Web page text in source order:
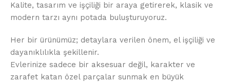
Kalite, tasarım ve işçiliği bir araya getirerek, klasik ve
modern tarzı aynı potada buluşturuyoruz.
Her bir ürünümüz; detaylara verilen önem, el işçiliği ve
dayanıklılıkla şekillenir.
Evlerinize sadece bir aksesuar değil, karakter ve
zarafet katan özel parçalar sunmak en büyük